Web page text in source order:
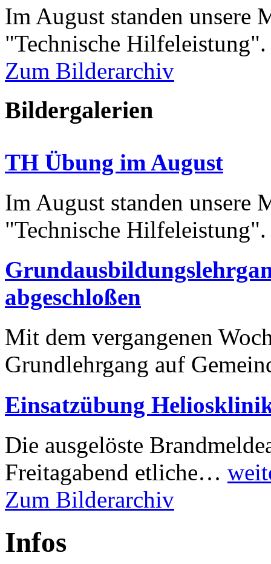
Im August standen unsere
"Technische
Zum Bilderarchiv
Bildergalerien
TH Übung im August
Im August standen unsere
"Technische
abgeschloßen
Mit dem vergangenen
Grundlehrgang auf
Einsatzübung
Die ausgelöste
Freitagabend etliche…
Zum Bilderarchiv
Infos